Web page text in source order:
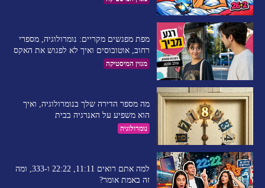
מפת מפגשים מקריים: נומרולוגיה, מספרי
רחוב, אוטובוסים ואיך לא לפגוש את האקס
מגזין המיסטיקה
מה מספר הדירה שלך בנומרולוגיה, ואיך
הוא משפיע על האנרגיה בבית
נומרולוגיה
למה אתם רואים 11:11, 22:22 ו-333, ומה
זה באמת אומר?